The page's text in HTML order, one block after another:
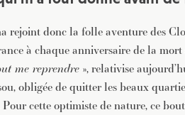
rejoint donc la folle aventure des
à chaque anniversaire de la
me reprendre », relativise
obligée de quitter les beaux
cette optimiste de nature, ce